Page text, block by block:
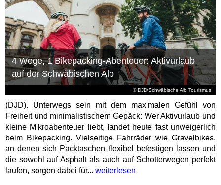
© DJD/Schwäbische Alb Tourismus
4 Wege, 1 Bikepacking-Abenteuer: Aktivurlaub
auf der Schwäbischen Alb
(DJD). Unterwegs sein mit dem maximalen Gefühl von
Freiheit und minimalistischem Gepäck: Wer Aktivurlaub und
kleine Mikroabenteuer liebt, landet heute fast unweigerlich
beim Bikepacking. Vielseitige Fahrräder wie Gravelbikes,
an denen sich Packtaschen flexibel befestigen lassen und
die sowohl auf Asphalt als auch auf Schotterwegen perfekt
laufen, sorgen dabei für... weiterlesen